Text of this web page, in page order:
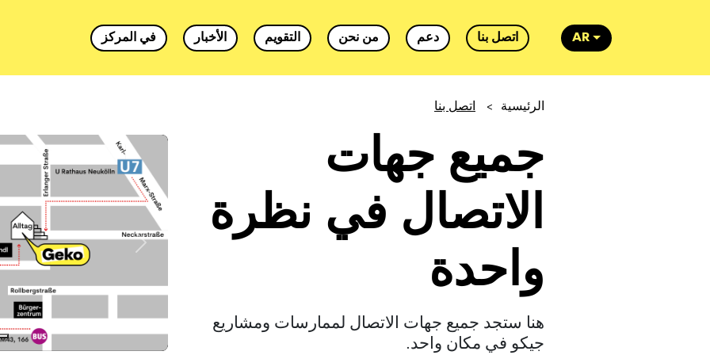
في المركز الأخبار التقويم من نحن دعم اتصل بنا AR
الرئيسية > اتصل بنا
جميع جهات
الاتصال في نظرة
واحدة
هنا ستجد جميع جهات الاتصال لممارسات ومشاريع
جيكو في مكان واحد.
إلى الأمام